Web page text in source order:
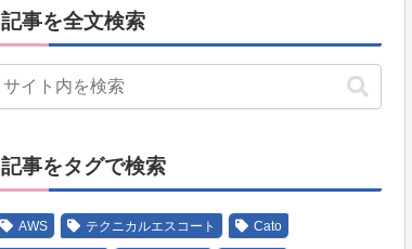
記事を全文検索
記事をタグで検索
AWS テクニカルエスコート Cato